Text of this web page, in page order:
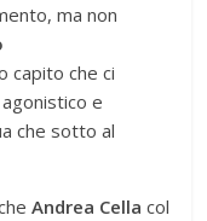
ma non
capito che ci
e
che sotto al
Andrea Cella col